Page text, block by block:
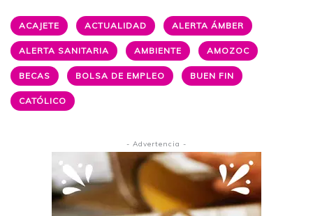
ACAJETE ACTUALIDAD ALERTA ÁMBER
ALERTA SANITARIA AMBIENTE AMOZOC
BECAS BOLSA DE EMPLEO BUEN FIN
CATÓLICO
- Advertencia -